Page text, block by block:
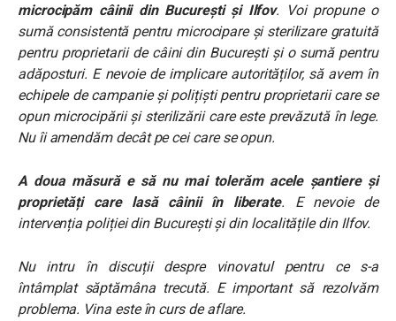
microcipăm câinii din București și Ilfov. Voi propune o
sumă consistentă pentru microcipare și sterilizare gratuită
pentru proprietarii de câini din București și o sumă pentru
adăposturi. E nevoie de implicare autorităților, să avem în
echipele de campanie și polițiști pentru proprietarii care se
opun microcipării și sterilizării care este prevăzută în lege.
Nu îi amendăm decât pe cei care se opun.
A doua măsură e să nu mai tolerăm acele șantiere și
proprietăți care lasă câinii în liberate. E nevoie de
intervenția poliției din București și din localitățile din Ilfov.
Nu intru în discuții despre vinovatul pentru ce s-a
întâmplat săptămâna trecută. E important să rezolvăm
problema. Vina este în curs de aflare.